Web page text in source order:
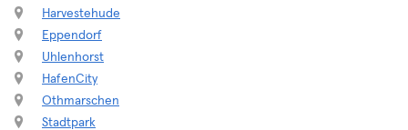
Harvestehude
Eppendorf
Uhlenhorst
HafenCity
Othmarschen
Stadtpark